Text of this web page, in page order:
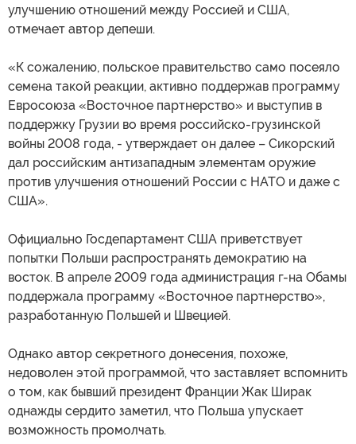
улучшению отношений между Россией и США,
отмечает автор депеши.
«К сожалению, польское правительство само посеяло
семена такой реакции, активно поддержав программу
Евросоюза «Восточное партнерство» и выступив в
поддержку Грузии во время российско-грузинской
войны 2008 года, - утверждает он далее – Сикорский
дал российским антизападным элементам оружие
против улучшения отношений России с НАТО и даже с
США».
Официально Госдепартамент США приветствует
попытки Польши распространять демократию на
восток. В апреле 2009 года администрация г-на Обамы
поддержала программу «Восточное партнерство»,
разработанную Польшей и Швецией.
Однако автор секретного донесения, похоже,
недоволен этой программой, что заставляет вспомнить
о том, как бывший президент Франции Жак Ширак
однажды сердито заметил, что Польша упускает
возможность промолчать.